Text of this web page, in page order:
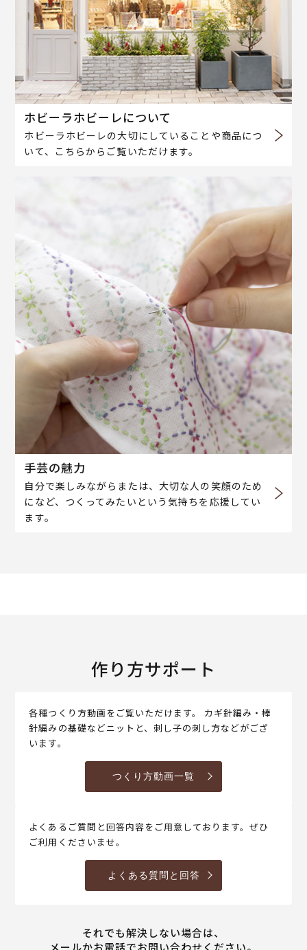
ホビーラホビーレについて
ホビーラホビーレの大切にしていることや商品につ
いて、こちらからご覧いただけます。
手芸の魅力
自分で楽しみながらまたは、大切な人の笑顔のため
になど、つくってみたいという気持ちを応援してい
ます。
作り方サポート
各種つくり方動画をご覧いただけます。 カギ針編み・棒
針編みの基礎などニットと、刺し子の刺し方などがござ
います。
つくり方動画一覧
よくあるご質問と回答内容をご用意しております。ぜひ
ご利用くださいませ。
よくある質問と回答
それでも解決しない場合は、
メールかお電話でお問い合わせください。